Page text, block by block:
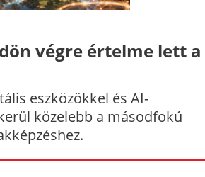
végre értelme lett a
eszközökkel és AI-
közelebb a másodfokú